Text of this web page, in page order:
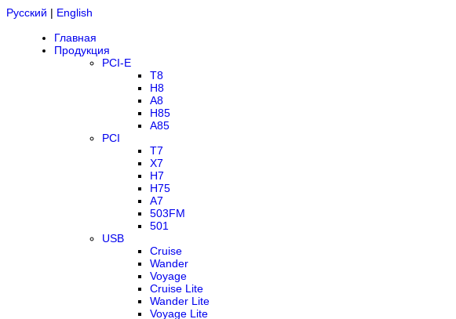
Русский | English
Главная
Продукция
PCI-E
T8
H8
A8
H85
A85
PCI
T7
X7
H7
H75
A7
503FM
501
USB
Cruise
Wander
Voyage
Cruise Lite
Wander Lite
Voyage Lite